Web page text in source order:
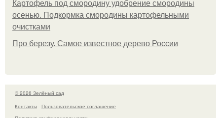
Картофель под смородину удобрение смородины
осенью. Подкормка смородины картофельными
очистками
Про березу. Самое известное дерево России
© 2026 Зелёный сад
Контакты
Пользовательское соглашение